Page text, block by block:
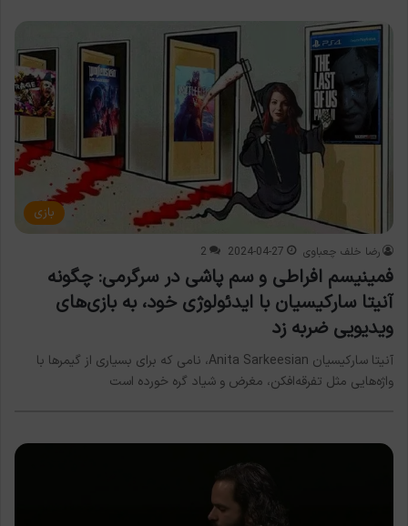
بازی
رضا خلف چعباوی 2024-04-27
2
فمینیسم افراطی و سم پاشی در سرگرمی: چگونه
آنیتا سارکیسیان با ایدئولوژی خود، به بازی‌های
ویدیویی ضربه زد
آنیتا سارکیسیان Anita Sarkeesian، نامی که برای بسیاری از گیمرها با
واژه‌هایی مثل تفرقه‌افکن، مغرض و شیاد گره خورده است